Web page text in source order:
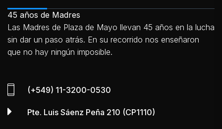
45 años de Madres
Las Madres de Plaza de Mayo llevan 45 años en la lucha
sin dar un paso atrás. En su recorrido nos enseñaron
que no hay ningún imposible.
(+549) 11-3200-0530
Pte. Luis Sáenz Peña 210 (CP1110)